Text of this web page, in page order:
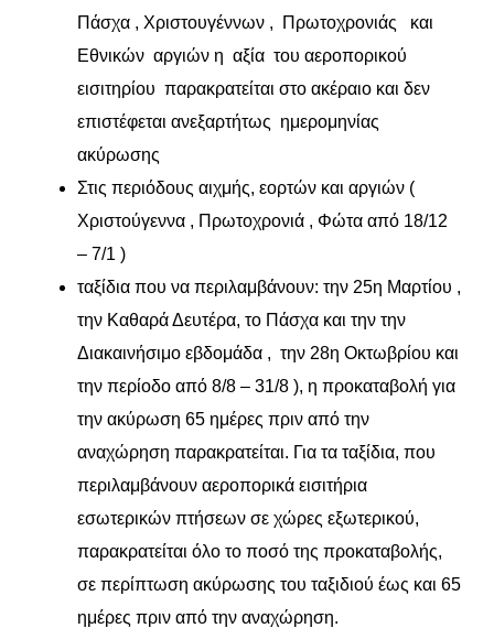
Πάσχα , Χριστουγέννων , Πρωτοχρονιάς και
Εθνικών αργιών η αξία του αεροπορικού
εισιτηρίου παρακρατείται στο ακέραιο και δεν
επιστέφεται ανεξαρτήτως ημερομηνίας
ακύρωσης
Στις περιόδους αιχμής, εορτών και αργιών (
Χριστούγεννα , Πρωτοχρονιά , Φώτα από 18/12
– 7/1 )
ταξίδια που να περιλαμβάνουν: την 25η Μαρτίου ,
την Καθαρά Δευτέρα, το Πάσχα και την την
Διακαινήσιμο εβδομάδα , την 28η Οκτωβρίου και
την περίοδο από 8/8 – 31/8 ), η προκαταβολή για
την ακύρωση 65 ημέρες πριν από την
αναχώρηση παρακρατείται. Για τα ταξίδια, που
περιλαμβάνουν αεροπορικά εισιτήρια
εσωτερικών πτήσεων σε χώρες εξωτερικού,
παρακρατείται όλο το ποσό της προκαταβολής,
σε περίπτωση ακύρωσης του ταξιδιού έως και 65
ημέρες πριν από την αναχώρηση.